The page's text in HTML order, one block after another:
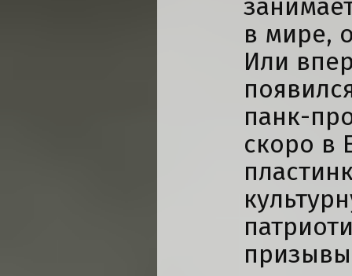
в мире,
Или
панк-
скоро в